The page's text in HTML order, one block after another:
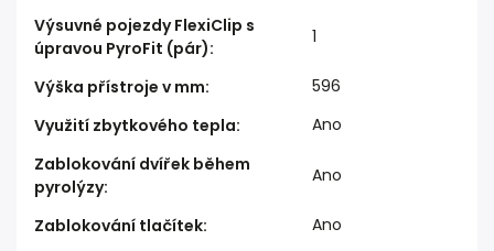
Výsuvné pojezdy FlexiClip s
úpravou PyroFit (pár):
1
Výška přístroje v mm:
596
Využití zbytkového tepla:
Ano
Zablokování dvířek během
pyrolýzy:
Ano
Zablokování tlačítek:
Ano